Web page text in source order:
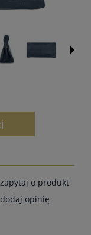
zapytaj o produkt
dodaj opinię